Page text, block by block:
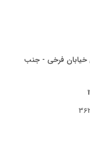
خیابان فرخی - جنب